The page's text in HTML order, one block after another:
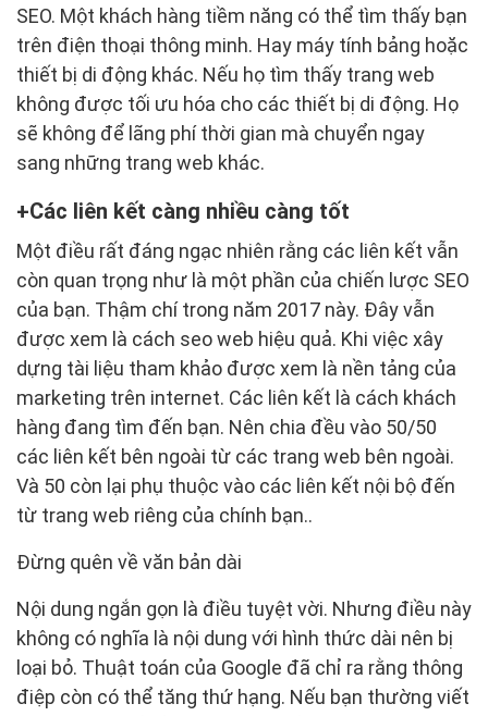
SEO. Một khách hàng tiềm năng có thể tìm thấy bạn
trên điện thoại thông minh. Hay máy tính bảng hoặc
thiết bị di động khác. Nếu họ tìm thấy trang web
không được tối ưu hóa cho các thiết bị di động. Họ
sẽ không để lãng phí thời gian mà chuyển ngay
sang những trang web khác.
Các liên kết càng nhiều càng tốt
Một điều rất đáng ngạc nhiên rằng các liên kết vẫn
còn quan trọng như là một phần của chiến lược SEO
của bạn. Thậm chí trong năm 2017 này. Đây vẫn
được xem là cách seo web hiệu quả. Khi việc xây
dựng tài liệu tham khảo được xem là nền tảng của
marketing trên internet. Các liên kết là cách khách
hàng đang tìm đến bạn. Nên chia đều vào 50/50
các liên kết bên ngoài từ các trang web bên ngoài.
Và 50 còn lại phụ thuộc vào các liên kết nội bộ đến
từ trang web riêng của chính bạn..
Đừng quên về văn bản dài
Nội dung ngắn gọn là điều tuyệt vời. Nhưng điều này
không có nghĩa là nội dung với hình thức dài nên bị
loại bỏ. Thuật toán của Google đã chỉ ra rằng thông
điệp còn có thể tăng thứ hạng. Nếu bạn thường viết